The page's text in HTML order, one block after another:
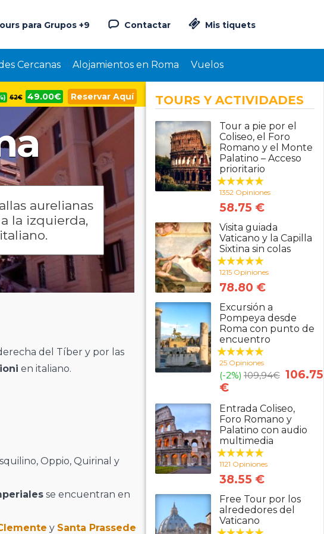
62€ 49.00€ Reservar Aquí
Mis tiquets
Contactar
para Grupos +9
Cercanas Alojamientos en Roma Vuelos
aurelianas
la izquierda,
del Tíber y por las
en italiano.
Oppio, Quirinal y
se encuentran en
y Santa Prassede
TOURS Y ACTIVIDADES
Tour a pie por el
Coliseo, el Foro
Romano y el Monte
Palatino – Acceso
prioritario
1352 Opiniones
58.75 €
Visita guiada
Vaticano y la Capilla
Sixtina sin colas
1215 Opiniones
78.80 €
Excursión a
Pompeya desde
Roma con punto de
encuentro
25 Opiniones
(-2%) 109,94€ 106.75
€
Entrada Coliseo,
Foro Romano y
Palatino con audio
multimedia
1121 Opiniones
38.55 €
Free Tour por los
alrededores del
Vaticano